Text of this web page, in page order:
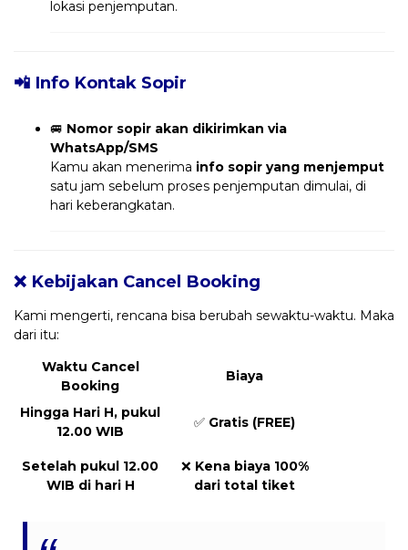
lokasi penjemputan.
📲 Info Kontak Sopir
🚐 Nomor sopir akan dikirimkan via
WhatsApp/SMS
Kamu akan menerima info sopir yang menjemput
satu jam sebelum proses penjemputan dimulai, di
hari keberangkatan.
❌ Kebijakan Cancel Booking
Kami mengerti, rencana bisa berubah sewaktu-waktu. Maka
dari itu:
Waktu Cancel
Booking
Biaya
Hingga Hari H, pukul
12.00 WIB
✅ Gratis (FREE)
Setelah pukul 12.00
WIB di hari H
❌ Kena biaya 100%
dari total tiket